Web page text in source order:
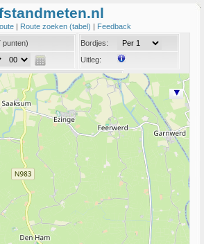
| Route zoeken (tabel) | Feedback
punten)
Bordjes:
Uitleg:
naar deze route